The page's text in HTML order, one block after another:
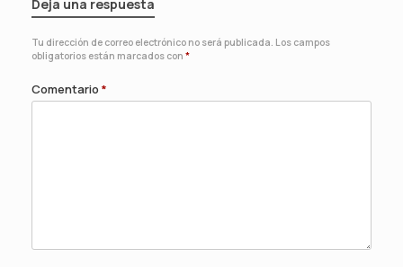
Deja una respuesta
Tu dirección de correo electrónico no será publicada. Los campos
obligatorios están marcados con *
Comentario *